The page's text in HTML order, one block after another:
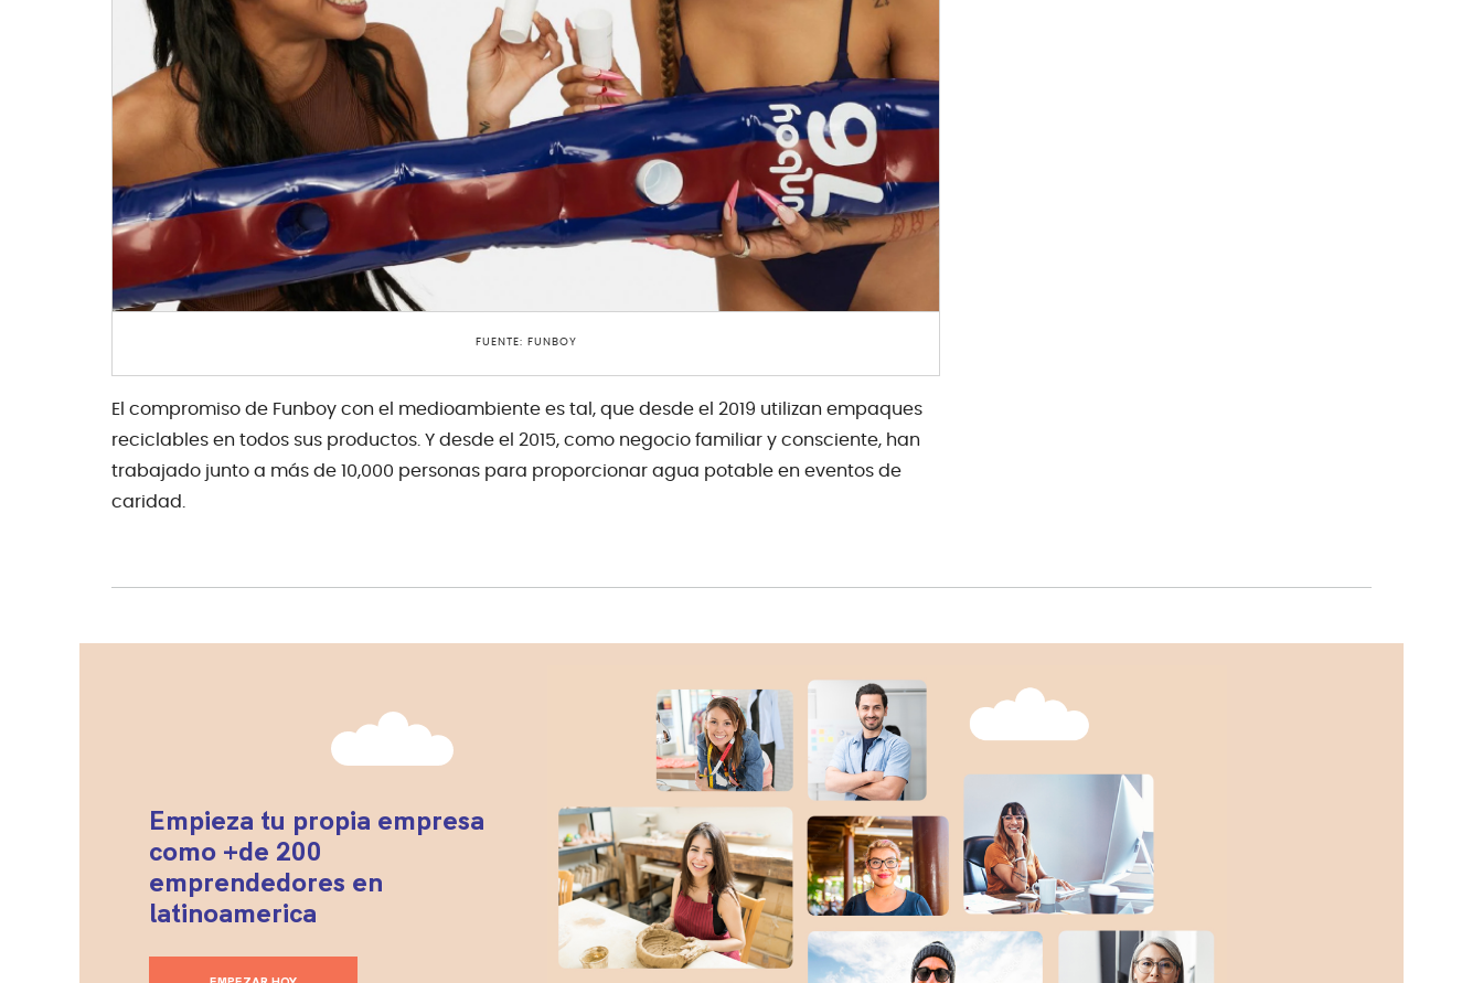
FUENTE: FUNBOY
El compromiso de Funboy con el medioambiente es tal, que desde el 2019 utilizan empaques
reciclables en todos sus productos. Y desde el 2015, como negocio familiar y consciente, han
trabajado junto a más de 10,000 personas para proporcionar agua potable en eventos de
caridad.
Empieza tu propia empresa
como +de 200
emprendedores en
latinoamerica